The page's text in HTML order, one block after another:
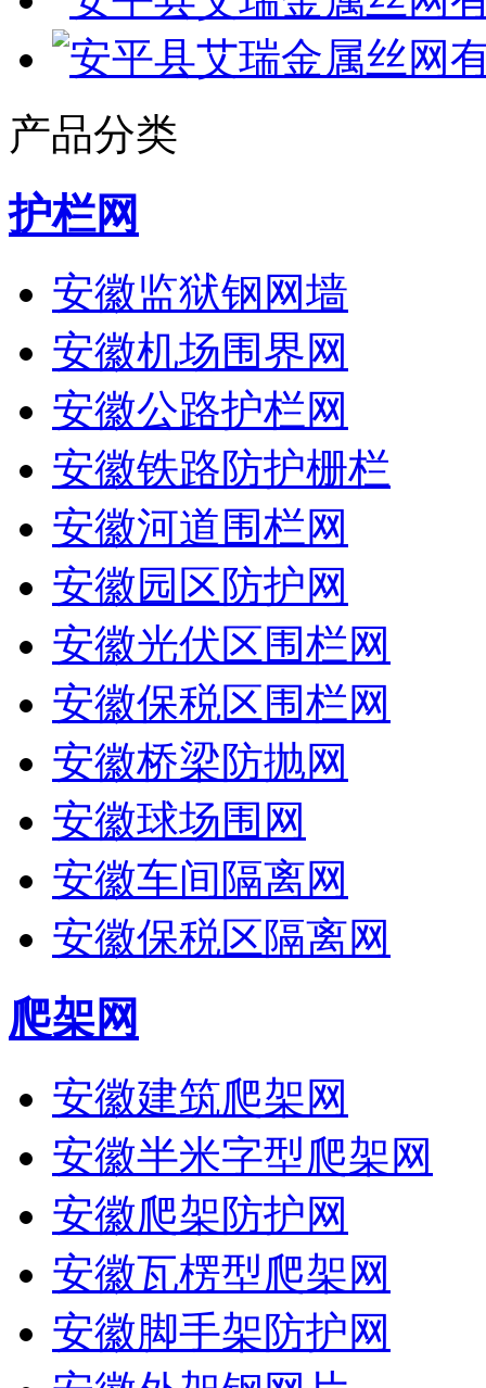
产品分类
护栏网
安徽监狱钢网墙
安徽机场围界网
安徽公路护栏网
安徽铁路防护栅栏
安徽河道围栏网
安徽园区防护网
安徽光伏区围栏网
安徽保税区围栏网
安徽桥梁防抛网
安徽球场围网
安徽车间隔离网
安徽保税区隔离网
爬架网
安徽建筑爬架网
安徽半米字型爬架网
安徽爬架防护网
安徽瓦楞型爬架网
安徽脚手架防护网